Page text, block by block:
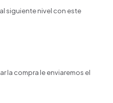
siguiente nivel con este
la compra le enviaremos el